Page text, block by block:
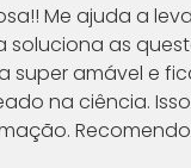
Me ajuda a
as
super amável e
na ciência.